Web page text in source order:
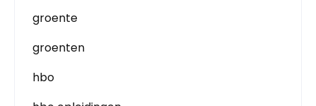
groente
groenten
hbo